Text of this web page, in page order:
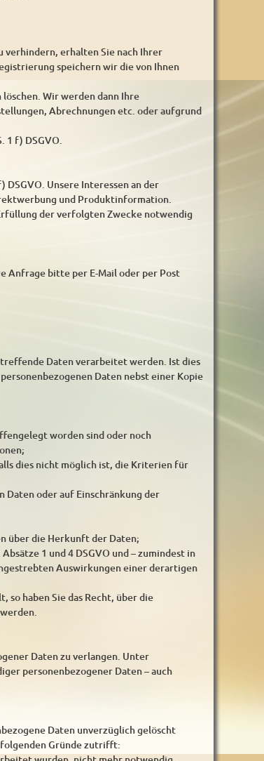
erhalten Sie nach Ihrer
speichern wir die von Ihnen
Wir werden dann Ihre
Abrechnungen etc. oder aufgrund
1 f) DSGVO.
Unsere Interessen an der
und Produktinformation.
der verfolgten Zwecke notwendig
Anfrage bitte per E-Mail oder per Post
Daten verarbeitet werden. Ist dies
Daten nebst einer Kopie
worden sind oder noch
dies nicht möglich ist, die Kriterien für
Daten oder auf Einschränkung der
über die Herkunft der Daten;
1 und 4 DSGVO und – zumindest in
Auswirkungen einer derartigen
haben Sie das Recht, über die
Daten zu verlangen. Unter
personenbezogener Daten – auch
Daten unverzüglich gelöscht
Gründe zutrifft: